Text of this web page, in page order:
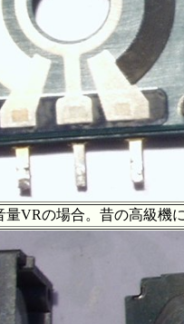
量VRの場合。昔の高級機